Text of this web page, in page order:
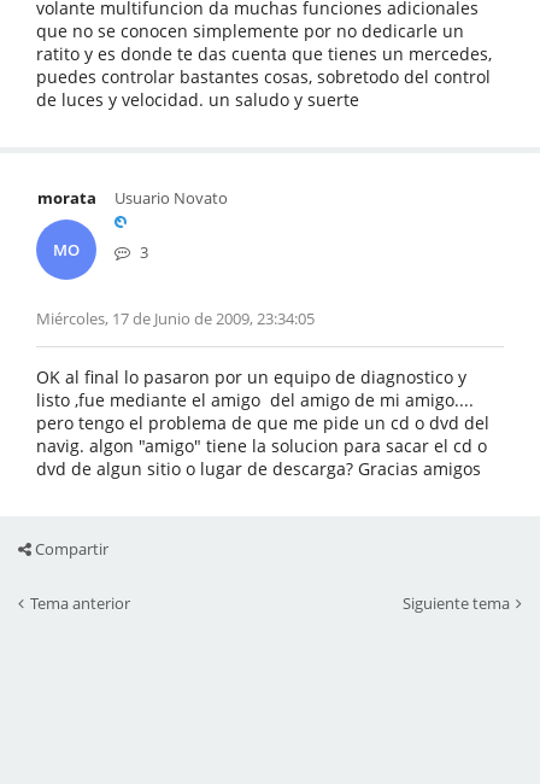
volante multifuncion da muchas funciones adicionales
que no se conocen simplemente por no dedicarle un
ratito y es donde te das cuenta que tienes un mercedes,
puedes controlar bastantes cosas, sobretodo del control
de luces y velocidad. un saludo y suerte
morata
MO
Usuario Novato
3
Miércoles, 17 de Junio de 2009, 23:34:05
OK al final lo pasaron por un equipo de diagnostico y
listo ,fue mediante el amigo del amigo de mi amigo....
pero tengo el problema de que me pide un cd o dvd del
navig. algon "amigo" tiene la solucion para sacar el cd o
dvd de algun sitio o lugar de descarga? Gracias amigos
Compartir
Tema anterior Siguiente tema